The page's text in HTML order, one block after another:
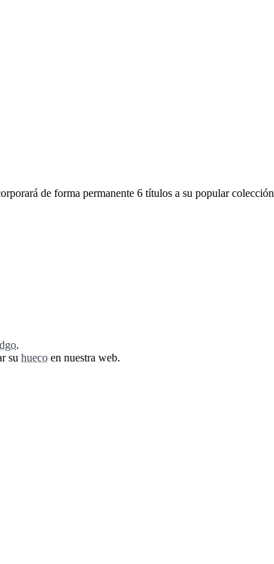
de forma permanente 6 títulos a su popular colección
.
su hueco en nuestra web.